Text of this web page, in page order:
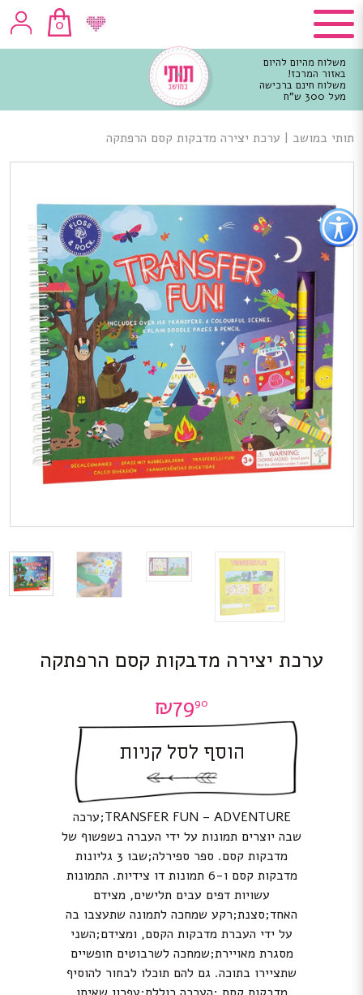
כפתור
לפתיחת
תפריט
נגישות
0
משלוח מהיום להיום
באזור המרכז!
משלוח חינם ברכישה
מעל 300 ש"ח
מרכזי
תותי במושב | ערכת יצירה מדבקות קסם הרפתקה
ערכת יצירה מדבקות קסם הרפתקה
₪7990
הוסף לסל קניות
TRANSFER FUN – ADVENTURE;ערכה
שבה יוצרים תמונות על ידי העברה בשפשוף של
מדבקות קסם. ספר ספירלה;שבו 3 גליונות
מדבקות קסם ו-6 תמונות דו צידיות. התמונות
עשויות דפים עבים תלישים, מצידם
האחד;סצנת;רקע שמחכה לתמונה שתעצבו בה
על ידי העברת מדבקות הקסם, ומצידם;השני
מסגרת מאויירת;שמחכה לשרבוטים חופשיים
שתציירו בתוכה. גם להם תוכלו לבחור להוסיף